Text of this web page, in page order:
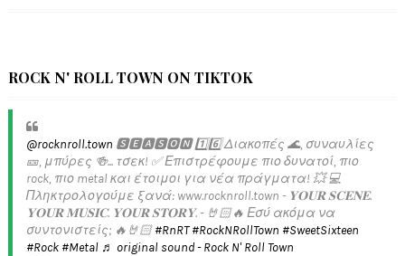
ROCK N' ROLL TOWN ON TIKTOK
@rocknroll.town 🆂🅴🅰🆂🅾🅽 1️⃣6️⃣ Διακοπές 🌊, συναυλίες
🎫, μπύρες 🍻... τσεκ! ✅️ Επιστρέφουμε πιο δυνατοί, πιο
rock, πιο metal και έτοιμοι για νέα πράγματα! 💥 💻
Πληκτρολογούμε ξανά: www.rocknroll.town - 𝐘𝐎𝐔𝐑 𝐒𝐂𝐄𝐍𝐄.
𝐘𝐎𝐔𝐑 𝐌𝐔𝐒𝐈𝐂. 𝐘𝐎𝐔𝐑 𝐒𝐓𝐎𝐑𝐘. - 🤘🏻🔥 Εσύ ακόμα να
συντονιστείς; 🔥🤘🏻#RnRT #RockNRollTown #SweetSixteen
#Rock #Metal ♬ original sound - Rock N' Roll Town